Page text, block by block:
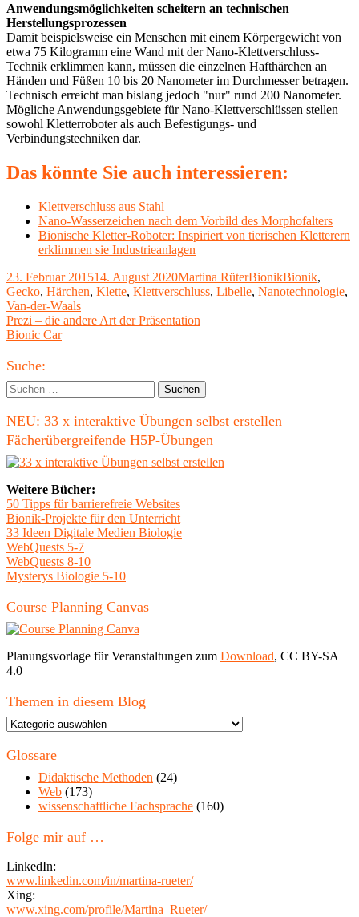
Anwendungsmöglichkeiten scheitern an technischen
Herstellungsprozessen
Damit beispielsweise ein Menschen mit einem Körpergewicht von
etwa 75 Kilogramm eine Wand mit der Nano-Klettverschluss-
Technik erklimmen kann, müssen die einzelnen Hafthärchen an
Händen und Füßen 10 bis 20 Nanometer im Durchmesser betragen.
Technisch erreicht man bislang jedoch "nur" rund 200 Nanometer.
Mögliche Anwendungsgebiete für Nano-Klettverschlüssen stellen
sowohl Kletterroboter als auch Befestigungs- und
Verbindungstechniken dar.
Das könnte Sie auch interessieren:
Klettverschluss aus Stahl
Nano-Wasserzeichen nach dem Vorbild des Morphofalters
Bionische Kletter-Roboter: Inspiriert von tierischen Kletterern
erklimmen sie Industrieanlagen
Veröffentlicht
am
23. Februar 201514. August 2020Autor
Martina RüterKategorien
BionikSchlagwörter
Bionik,
Gecko, Härchen, Klette, Klettverschluss, Libelle, Nanotechnologie,
Van-der-Waals
Beitragsnavigation
Vorheriger
Beitrag:
Prezi – die andere Art der Präsentation
Nächster
Bionic Car
Haupt-
Seitenleiste
Suche:
Suchen
nach:
NEU: 33 x interaktive Übungen selbst erstellen –
Fächerübergreifende H5P-Übungen
Weitere Bücher:
50 Tipps für barrierefreie Websites
Bionik-Projekte für den Unterricht
33 Ideen Digitale Medien Biologie
WebQuests 5-7
WebQuests 8-10
Mysterys Biologie 5-10
Course Planning Canvas
Planungsvorlage für Veranstaltungen zum Download, CC BY-SA
4.0
Themen in diesem Blog
Themen
diesem
Glossare
Didaktische Methoden (24)
Web (173)
wissenschaftliche Fachsprache (160)
Folge mir auf …
LinkedIn:
www.linkedin.com/in/martina-rueter/
Xing:
www.xing.com/profile/Martina_Rueter/